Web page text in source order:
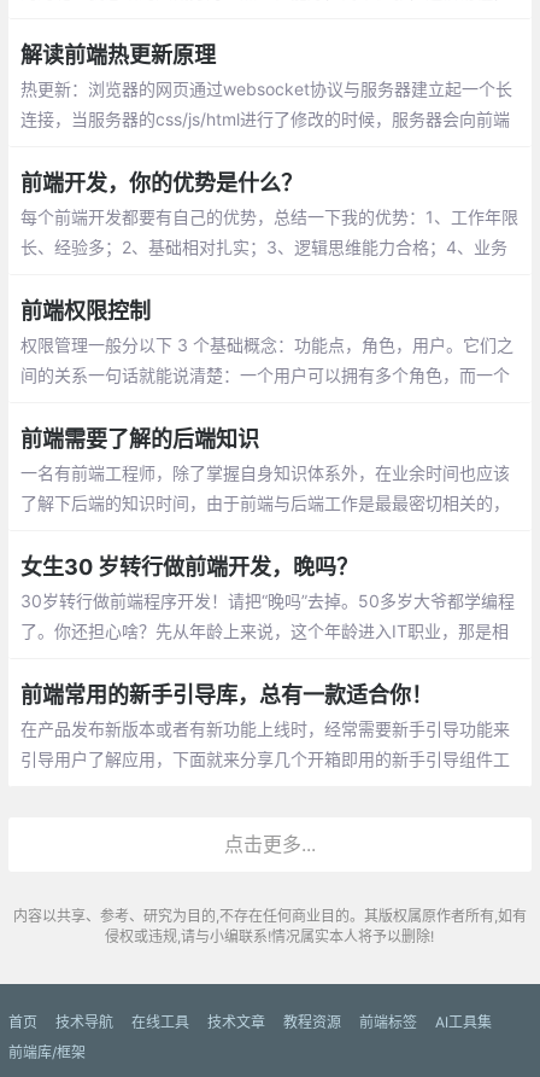
解读前端热更新原理
热更新：浏览器的网页通过websocket协议与服务器建立起一个长
连接，当服务器的css/js/html进行了修改的时候，服务器会向前端
直接操作dom，局部刷新，如果是js发生了改变，只好刷新整个页
面。
前端开发，你的优势是什么？
每个前端开发都要有自己的优势，总结一下我的优势：1、工作年限
长、经验多；2、基础相对扎实；3、逻辑思维能力合格；4、业务
前端权限控制
权限管理一般分以下 3 个基础概念：功能点，角色，用户。它们之
间的关系一句话就能说清楚：一个用户可以拥有多个角色，而一个
前端需要了解的后端知识
一名有前端工程师，除了掌握自身知识体系外，在业余时间也应该
了解下后端的知识时间，由于前端与后端工作是最最密切相关的，
算机网络、数据结构和算法、计算机组成和原理、离散数学等知识
都要涉及。
女生30 岁转行做前端开发，晚吗？
30岁转行做前端程序开发！请把“晚吗”去掉。50多岁大爷都学编程
了。你还担心啥？先从年龄上来说，这个年龄进入IT职业，那是相
子。
前端常用的新手引导库，总有一款适合你！
在产品发布新版本或者有新功能上线时，经常需要新手引导功能来
引导用户了解应用，下面就来分享几个开箱即用的新手引导组件工
点击更多...
内容以共享、参考、研究为目的,不存在任何商业目的。其版权属原作者所有,如有
侵权或违规,请与小编联系!情况属实本人将予以删除!
首页 技术导航 在线工具 技术文章 教程资源 前端标签
AI工具集
前端库/框架